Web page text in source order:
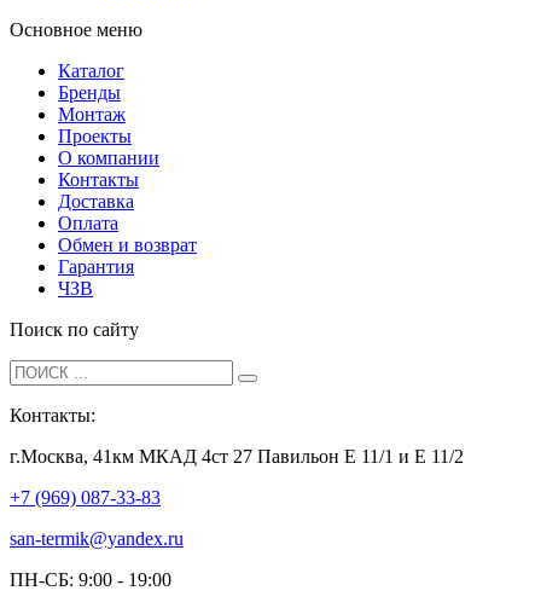
Основное меню
Каталог
Бренды
Монтаж
Проекты
О компании
Контакты
Доставка
Оплата
Обмен и возврат
Гарантия
ЧЗВ
Поиск по сайту
Контакты:
г.Москва, 41км МКАД 4ст 27 Павильон Е 11/1 и Е 11/2
+7 (969) 087-33-83
san-termik@yandex.ru
ПН-СБ: 9:00 - 19:00